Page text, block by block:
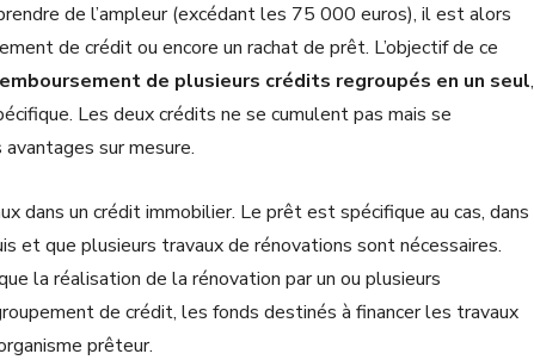
de l’ampleur (excédant les 75 000 euros), il est alors
de crédit ou encore un rachat de prêt. L’objectif de ce
de plusieurs crédits regroupés en un seul,
Les deux crédits ne se cumulent pas mais se
sur mesure.
dans un crédit immobilier. Le prêt est spécifique au cas, dans
et que plusieurs travaux de rénovations sont nécessaires.
la réalisation de la rénovation par un ou plusieurs
de crédit, les fonds destinés à financer les travaux
prêteur.